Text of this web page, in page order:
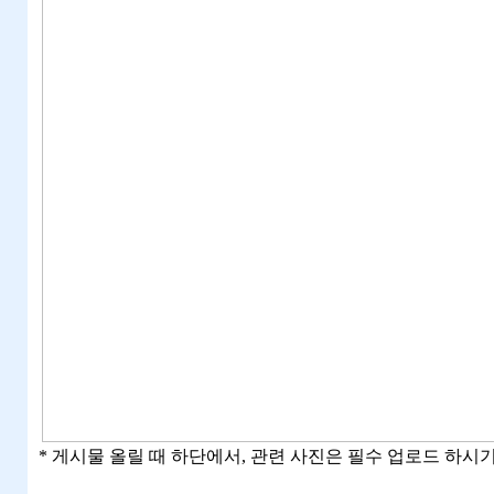
* 게시물 올릴 때 하단에서, 관련 사진은 필수 업로드 하시